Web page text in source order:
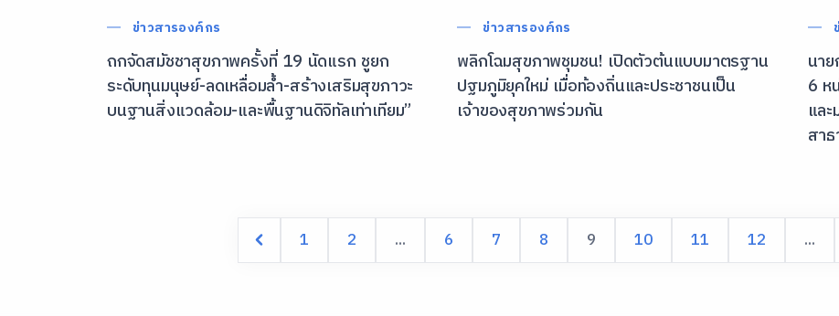
ข่าวสารองค์กร
ถกจัดสมัชชาสุขภาพครั้งที่ 19 นัดแรก ชูยก
ระดับทุนมนุษย์-ลดเหลื่อมล้ำ-สร้างเสริมสุขภาวะ
บนฐานสิ่งแวดล้อม-และพื้นฐานดิจิทัลเท่าเทียม”
ข่าวสารองค์กร
พลิกโฉมสุขภาพชุมชน! เปิดตัวต้นแบบมาตรฐาน
ปฐมภูมิยุคใหม่ เมื่อท้องถิ่นและประชาชนเป็น
เจ้าของสุขภาพร่วมกัน
นา
6 ห
แล
สา
1 2 ... 6 7 8 9 10 11 12 ...